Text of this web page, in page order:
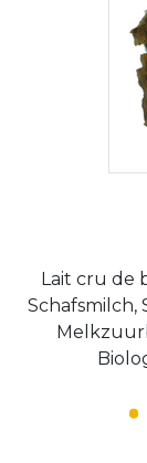
Lait cru de
Schafsmilch,